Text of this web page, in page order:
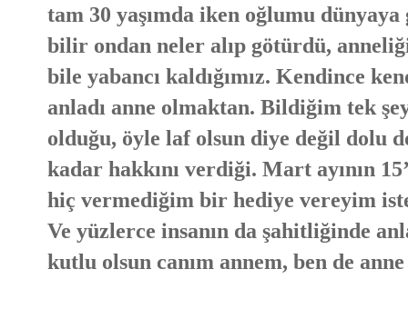
tam 30 yaşımda iken oğlumu
bilir ondan neler alıp götürdü,
bile yabancı kaldığımız. Kendince
anladı anne olmaktan. Bildiğim tek
olduğu, öyle laf olsun diye değil dolu
kadar hakkını verdiği. Mart ayının
hiç vermediğim bir hediye vereyim
Ve yüzlerce insanın da şahitliğinde
kutlu olsun canım annem, ben de